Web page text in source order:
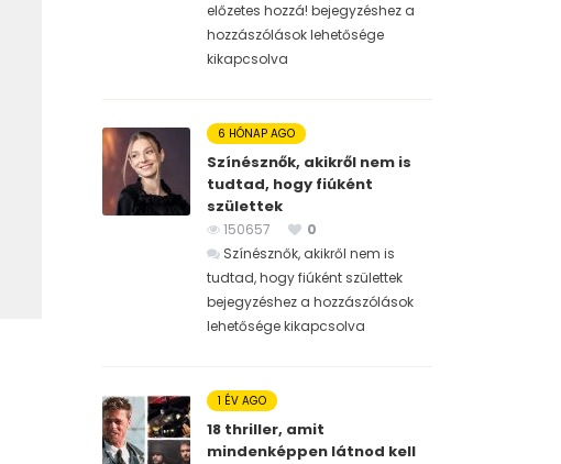
előzetes hozzá! bejegyzéshez a
hozzászólások lehetősége
kikapcsolva
6 HÓNAP AGO
Színésznők, akikről nem is
tudtad, hogy fiúként
születtek
150657
0
Színésznők, akikről nem is
tudtad, hogy fiúként születtek
bejegyzéshez a hozzászólások
lehetősége kikapcsolva
1 ÉV AGO
18 thriller, amit
mindenképpen látnod kell